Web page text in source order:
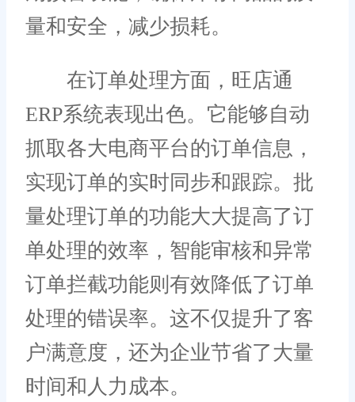
量和安全，减少损耗。
在订单处理方面，旺店通
ERP系统表现出色。它能够自动
抓取各大电商平台的订单信息，
实现订单的实时同步和跟踪。批
量处理订单的功能大大提高了订
单处理的效率，智能审核和异常
订单拦截功能则有效降低了订单
处理的错误率。这不仅提升了客
户满意度，还为企业节省了大量
时间和人力成本。